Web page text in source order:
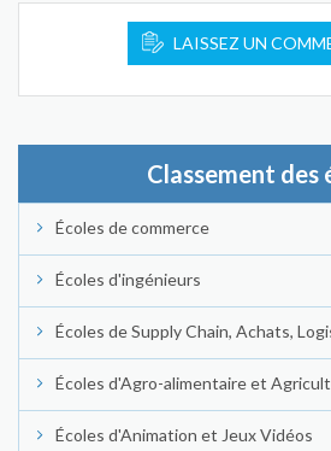
LAISSEZ UN
Classement des
Écoles de commerce
Écoles d'ingénieurs
Écoles de Supply Chain, Achats,
Écoles d'Agro-alimentaire et
Écoles d'Animation et Jeux Vidéos